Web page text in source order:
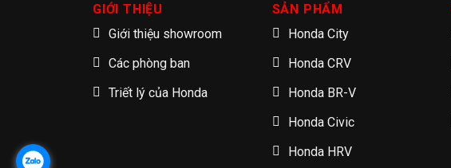
GIỚI THIỆU
Giới thiệu showroom
Các phòng ban
Triết lý của Honda
SẢN PHẨM
Honda City
Honda CRV
Honda BR-V
Honda Civic
Honda HRV